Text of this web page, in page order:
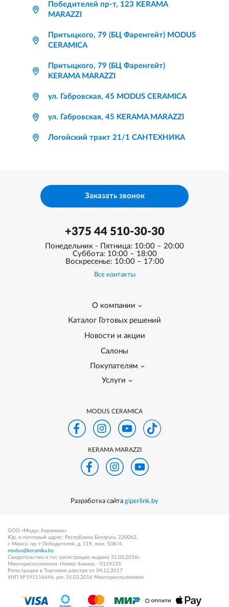
Победителей пр-т, 123 KERAMA
MARAZZI
Притыцкого, 79 (БЦ Фаренгейт) MODUS
CERAMICA
Притыцкого, 79 (БЦ Фаренгейт)
KERAMA MARAZZI
ул. Габровская, 45 MODUS CERAMICA
ул. Габровская, 45 KERAMA MARAZZI
Логойский тракт 21/1 САНТЕХНИКА
+375 44 510-30-30
Понедельник - Пятница: 10:00 – 20:00
Суббота: 10:00 – 18:00
Воскресенье: 10:00 – 17:00
Все контакты
О компании
Каталог Готовых решений
Новости и акции
Салоны
Покупателям
Услуги
Заказать звонок
MODUS CERAMICA
KERAMA MARAZZI
Разработка сайта giperlink.by
ООО «Модус Керамика»
Юр. и почтовый адрес: Республика Беларусь 220062,
г. Минск, пр-т Победителей, д. 119, пом. 508/4.
modus@keramika.by
Свидетельство о гос регистрации выдано 31.03.2016г.
Мингорисполкомом. Номер бланка - 0119135
Регистрации в Торговом реестре от 04.12.2017
УНП №191116646, рег. 31.03.2016 Мингорисполкомом